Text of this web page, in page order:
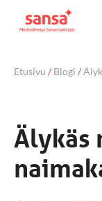
Etusivu /Blogi /
Älykäs